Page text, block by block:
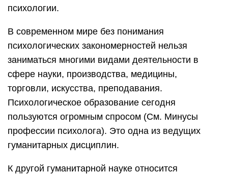
психологии.
В современном мире без понимания
психологических закономерностей нельзя
заниматься многими видами деятельности в
сфере науки, производства, медицины,
торговли, искусства, преподавания.
Психологическое образование сегодня
пользуются огромным спросом (См. Минусы
профессии психолога). Это одна из ведущих
гуманитарных дисциплин.
К другой гуманитарной науке относится